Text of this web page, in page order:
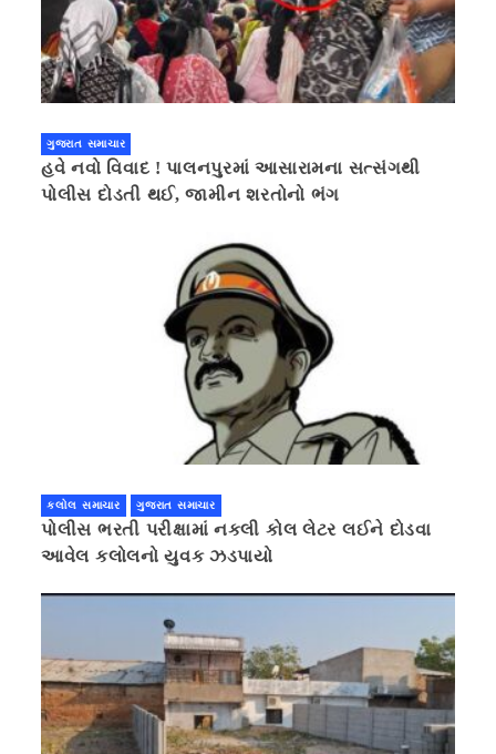
ગુજરાત સમાચાર
હવે નવો વિવાદ ! પાલનપુરમાં આસારામના સત્સંગથી
પોલીસ દોડતી થઈ, જામીન શરતોનો ભંગ
કલોલ સમાચાર ગુજરાત સમાચાર
પોલીસ ભરતી પરીક્ષામાં નકલી કોલ લેટર લઈને દોડવા
આવેલ કલોલનો યુવક ઝડપાયો